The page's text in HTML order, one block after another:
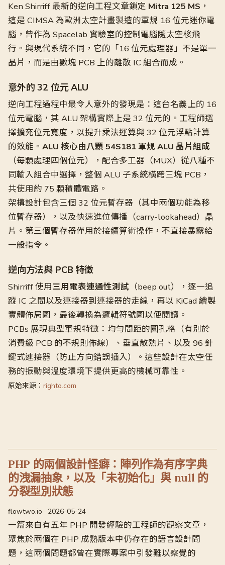
Ken Shirriff 最新的逆向工程文章鎖定 Mitra 125 MS ，
這是 CIMSA 為歐洲太空計畫製造的軍規 16 位元迷你電
腦，曾作為 Spacelab 實驗室的控制電腦隨太空梭飛
行。與現代系統不同，它的「16 位元處理器」不是單一
晶片，而是由數塊 PCB 上的離散 IC 組合而成。
意外的 32 位元 ALU
逆向工程過程中最令人意外的發現是：這台名義上的 16
位元電腦，其 ALU 架構實際上是 32 位元的。工程師選
擇擴充位元寬度，以提升乘法運算與 32 位元浮點計算
的效能。 ALU 核心由八顆 54S181 軍規 ALU 晶片組成
（每顆處理四個位元），配合多工器（MUX）從八種不
同輸入組合中選擇，整個 ALU 子系統橫跨三塊 PCB，
共使用約 75 顆積體電路。
架構設計包含三個 32 位元暫存器（其中兩個功能為移
位暫存器），以及快速進位傳播（carry-lookahead）晶
片。第三個暫存器僅用於接續算術操作，不直接暴露給
一般指令。
逆向方法與 PCB 特徵
Shirriff 使用三用電表連通性測試 （beep out），逐一追
蹤 IC 之間以及連接器到連接器的走線，再以 KiCad 繪製
實體佈局圖，最後轉換為邏輯符號圖以便閱讀。
PCBs 展現典型軍規特徵：均勻間距的圓孔格（有別於
消費級 PCB 的不規則佈線）、垂直散熱片、以及 96 針
鍵式連接器（防止方向錯誤插入）。這些設計在太空任
務的振動與溫度環境下提供更高的機械可靠性。
原始來源： righto.com
PHP 的兩個設計怪癖：陣列作為有序字典
的洩漏抽象，以及「未初始化」與 null 的
分裂型別狀態
flowtwo.io · 2026-05-24
一篇來自有五年 PHP 開發經驗的工程師的觀察文章，
聚焦於兩個在 PHP 成熟版本中仍存在的語言設計問
題，這兩個問題都曾在實際專案中引發難以察覺的